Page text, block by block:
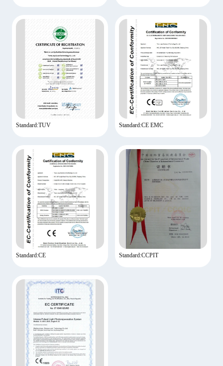
Standard:TUV Standard:CE EMC
Standard:CE Standard:CCPIT